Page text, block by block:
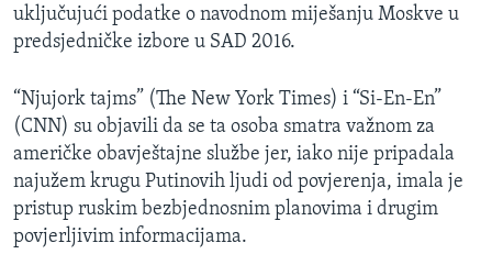
uključujući podatke o navodnom miješanju Moskve u
predsjedničke izbore u SAD 2016.
“Njujork tajms” (The New York Times) i “Si-En-En”
(CNN) su objavili da se ta osoba smatra važnom za
američke obavještajne službe jer, iako nije pripadala
najužem krugu Putinovih ljudi od povjerenja, imala je
pristup ruskim bezbjednosnim planovima i drugim
povjerljivim informacijama.